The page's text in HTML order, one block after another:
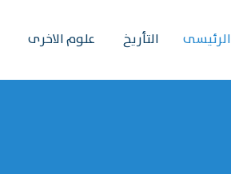
الرئیسی التأريخ علوم الاخرى